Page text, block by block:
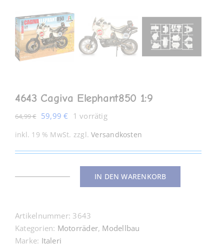
4643 Cagiva Elephant850 1:9
64,99€ Ursprünglicher
war:
64,99 €
59,99€ Aktueller
ist:
59,99 €.
1 vorrätig
inkl. 19 % MwSt. zzgl.Versandkosten
1:9
Menge
IN DEN WARENKORB
Artikelnummer: 3643
Kategorien: Motorräder, Modellbau
Marke: Italeri